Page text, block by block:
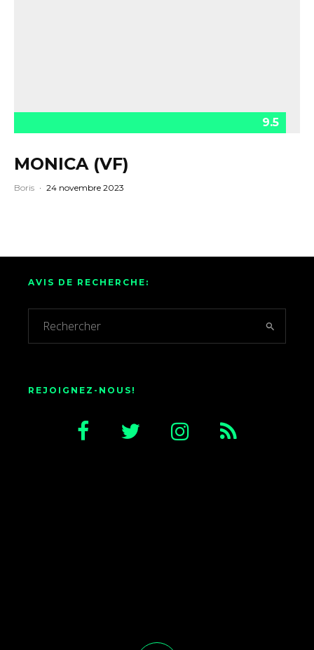
9.5
MONICA (VF)
Boris · 24 novembre 2023
AVIS DE RECHERCHE:
REJOIGNEZ-NOUS!